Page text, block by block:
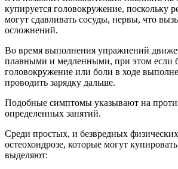
купируется головокружение, поскольку
могут сдавливать сосуды, нервы, что
осложнений.
Во время выполнения упражнений
плавными и медленными, при этом если
головокружение или боли в ходе
проводить зарядку дальше.
Подобные симптомы указывают на
определенных занятий.
Среди простых, и безвредных
остеохондрозе, которые могут
выделяют: